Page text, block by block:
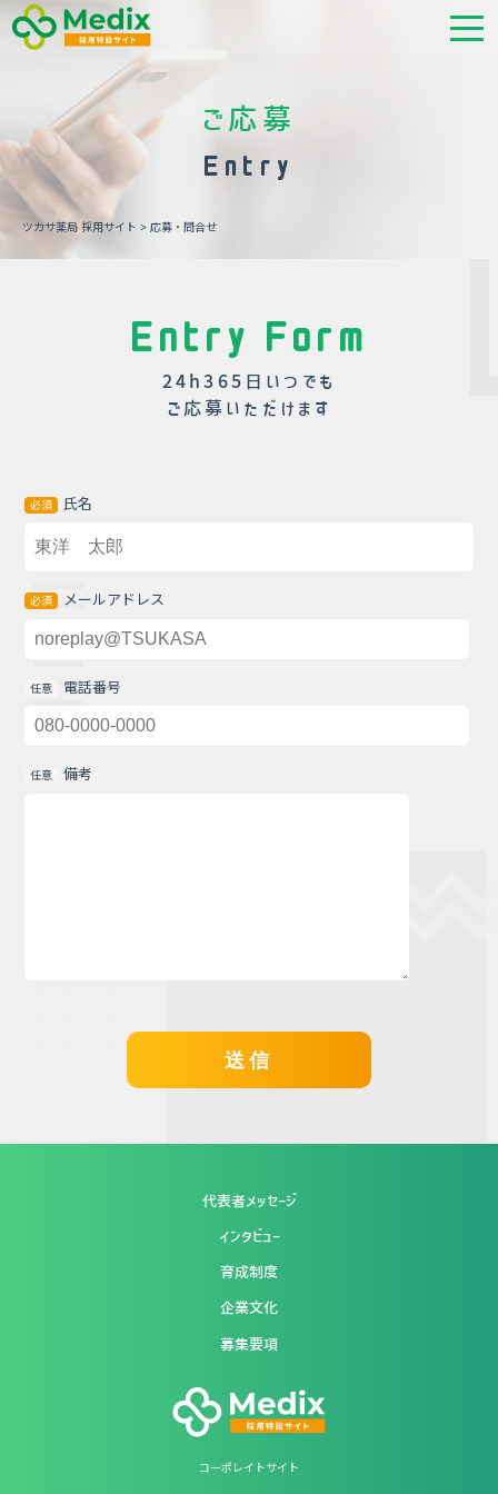
ご応募
Entry
ツカサ薬局 採用サイト > 応募・問合せ
Entry Form
24h365日いつでも
ご応募いただけます
必須 氏名
必須 メールアドレス
任意 電話番号
任意 備考
代表者メッセージ
インタビュー
育成制度
企業文化
募集要項
コーポレイトサイト